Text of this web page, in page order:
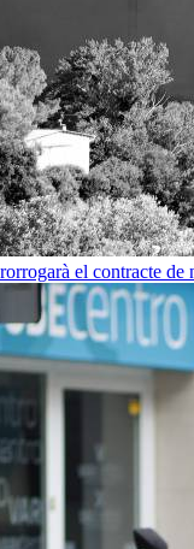
el contracte de